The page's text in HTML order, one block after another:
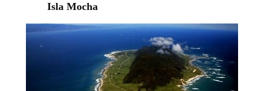
Isla Mocha